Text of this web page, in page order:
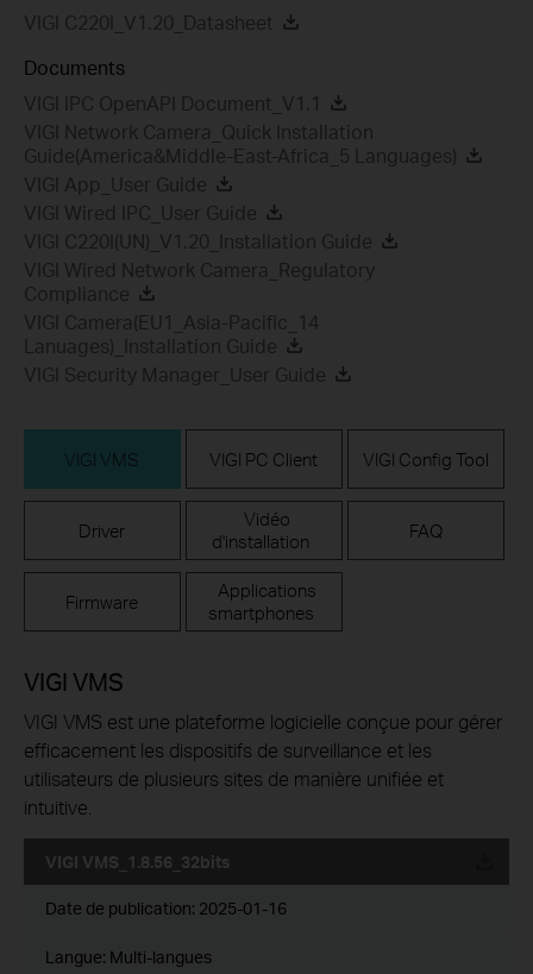
VIGI C220I_V1.20_Datasheet
Documents
VIGI IPC OpenAPI Document_V1.1
VIGI Network Camera_Quick Installation
Guide(America&Middle-East-Africa_5 Languages)
VIGI App_User Guide
VIGI Wired IPC_User Guide
VIGI C220I(UN)_V1.20_Installation Guide
VIGI Wired Network Camera_Regulatory
Compliance
VIGI Camera(EU1_Asia-Pacific_14
Lanuages)_Installation Guide
VIGI Security Manager_User Guide
VIGI VMS VIGI PC Client VIGI Config Tool
Driver
Vidéo
d'installation
FAQ
Firmware
Applications
smartphones
VIGI VMS
VIGI VMS est une plateforme logicielle conçue pour gérer
efficacement les dispositifs de surveillance et les
utilisateurs de plusieurs sites de manière unifiée et
intuitive.
VIGI VMS_1.8.56_32bits
Date de publication: 2025-01-16
Langue: Multi-langues